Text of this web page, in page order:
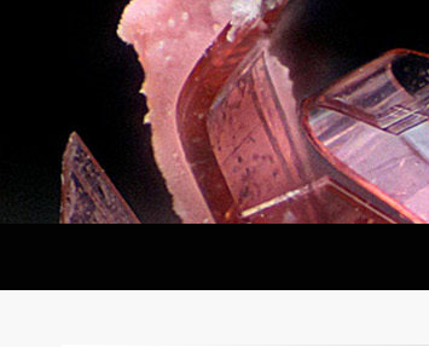
ANPF
Association Nantaise Pierres et